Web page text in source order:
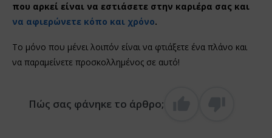
που αρκεί είναι να εστιάσετε στην καριέρα σας και
να αφιερώνετε κόπο και χρόνο.
Το μόνο που μένει λοιπόν είναι να φτιάξετε ένα πλάνο και
να παραμείνετε προσκολλημένος σε αυτό!
Πώς σας φάνηκε το άρθρο;